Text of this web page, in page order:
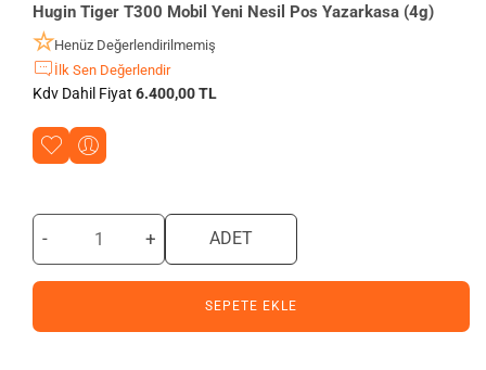
Hugin Tiger T300 Mobil Yeni Nesil Pos Yazarkasa (4g)
Henüz Değerlendirilmemiş
İlk Sen Değerlendir
Kdv Dahil Fiyat 6.400,00 TL
- + ADET
SEPETE EKLE